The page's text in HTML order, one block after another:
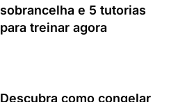
sobrancelha e 5 tutorias
para treinar agora
Descubra como congelar